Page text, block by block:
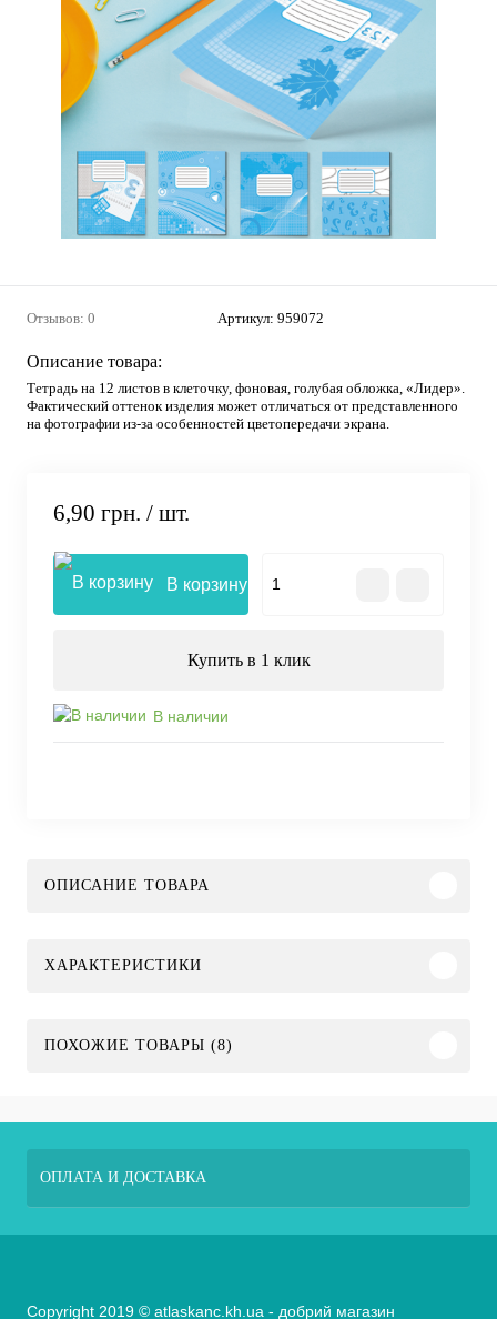
Отзывов: 0 Артикул: 959072
Описание товара:
Тетрадь на 12 листов в клеточку, фоновая, голубая обложка, «Лидер».
Фактический оттенок изделия может отличаться от представленного
на фотографии из-за особенностей цветопередачи экрана.
6,90 грн. / шт.
В корзину
Купить в 1 клик
В наличии
ОПИСАНИЕ ТОВАРА
ХАРАКТЕРИСТИКИ
ПОХОЖИЕ ТОВАРЫ (8)
ОПЛАТА И ДОСТАВКА
Copyright 2019 © atlaskanc.kh.ua - добрий магазин